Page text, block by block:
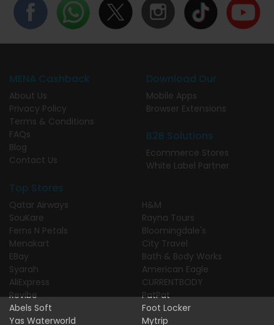
MENA Cashback
About Us
Privacy Policy
Terms & Conditions
FAQs
Blog
Contact Us
Download Our
Mobile Apps
Browser Extensions
B2B Solutions
Ecommerce Stores
White Label Partner
Top Stores
Qatar Airways
SouKare
Ferns N Petals
Menakart
EBay
Syarah
AliExpress
Revibe
Abels Soft
Yas Waterworld
H&M
Rayna Tours
Bloomingdale's
City Travel
Bath & Body Works
American Eagle
CURRENTBODY
PatPat
Foot Locker
Mytrip